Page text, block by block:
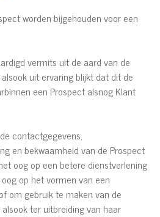
worden bijgehouden voor een
vermits uit de aard van de
uit ervaring blijkt dat dit de
een Prospect alsnog Klant
contactgegevens,
en bekwaamheid van de Prospect
oog op een betere dienstverlening
op het vormen van een
om gebruik te maken van de
ter uitbreiding van haar